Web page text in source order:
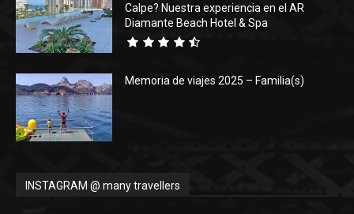
Calpe? Nuestra experiencia en el AR
Diamante Beach Hotel & Spa
Memoria de viajes 2025 – Familia(s)
INSTAGRAM @ many travellers